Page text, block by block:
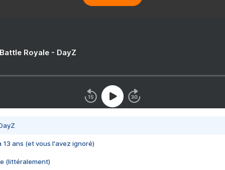
Royale - DayZ
13 ans (et vous l'avez ignoré)
(littéralement)